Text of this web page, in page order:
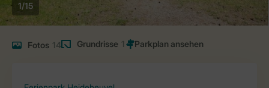
1/15
Fotos 14 Grundrisse 1